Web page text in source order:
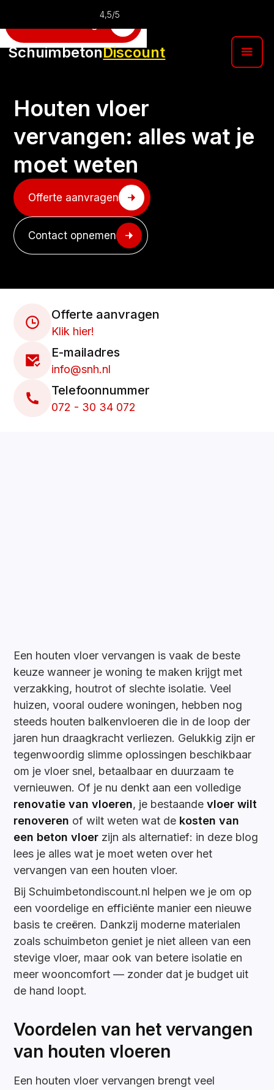
4,5/5
SchuimbetonDiscount
Houten vloer
vervangen: alles wat je
moet weten
Offerte aanvragen
Contact opnemen
Offerte aanvragen
Klik hier!
E-mailadres
info@snh.nl
Telefoonnummer
072 - 30 34 072
Een houten vloer vervangen is vaak de beste
keuze wanneer je woning te maken krijgt met
verzakking, houtrot of slechte isolatie. Veel
huizen, vooral oudere woningen, hebben nog
steeds houten balkenvloeren die in de loop der
jaren hun draagkracht verliezen. Gelukkig zijn er
tegenwoordig slimme oplossingen beschikbaar
om je vloer snel, betaalbaar en duurzaam te
vernieuwen. Of je nu denkt aan een volledige
renovatie van vloeren, je bestaandevloer wilt
renoveren of wilt weten wat de kosten van
een beton vloer zijn als alternatief: in deze blog
lees je alles wat je moet weten over het
vervangen van een houten vloer.
Bij Schuimbetondiscount.nl helpen we je om op
een voordelige en efficiënte manier een nieuwe
basis te creëren. Dankzij moderne materialen
zoals schuimbeton geniet je niet alleen van een
stevige vloer, maar ook van betere isolatie en
meer wooncomfort — zonder dat je budget uit
de hand loopt.
Voordelen van het vervangen
van houten vloeren
Een houten vloer vervangen brengt veel